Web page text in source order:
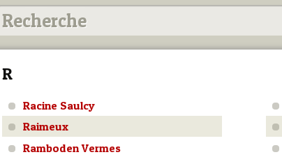
R
Racine Saulcy
Raimeux
Ramboden Vermes